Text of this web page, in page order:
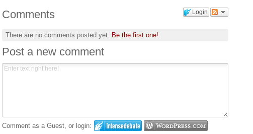
Login
Comments
There are no comments posted yet. Be the first one!
Post a new comment
Comment as a Guest, or login: